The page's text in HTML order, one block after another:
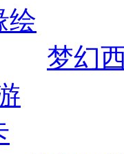
梦幻